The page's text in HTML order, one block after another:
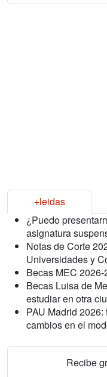
+leidas
¿Puedo
asignatura
Notas de Corte
Universidades y
Becas MEC
Becas Luisa de
estudiar en otra
PAU Madrid
cambios en el
Recibe